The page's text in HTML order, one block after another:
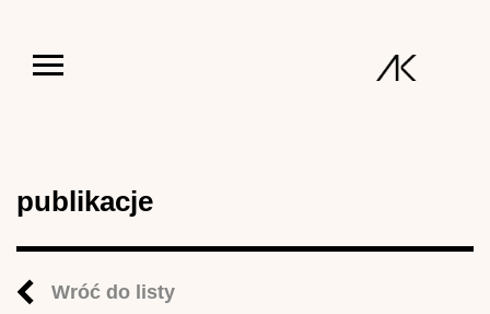
publikacje
Wróć do listy